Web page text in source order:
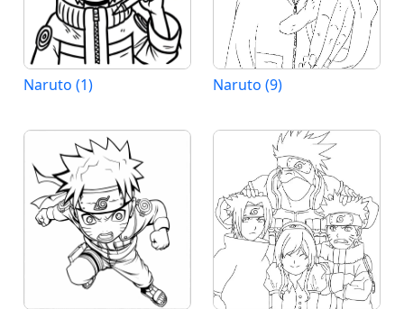
Naruto (1) Naruto (9)